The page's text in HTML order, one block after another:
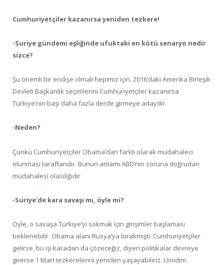
Cumhuriyetçiler kazanırsa yeniden tezkere!
-Suriye gündemi eşliğinde ufuktaki en kötü senaryo nedir
sizce?
Şu önemli bir endişe olmalı hepimiz için. 2016’daki Amerika Birleşik
Devleti Başkanlık seçimlerini Cumhuriyetçiler kazanırsa
Türkiye’nin başı daha fazla derde girmeye adaydır.
-Neden?
Çünkü Cumhuriyetçiler Obama’dan farklı olarak müdahaleci
olunması taraftarıdır. Bunun anlamı ABD’nin soruna doğrudan
müdahalesi olasılığıdır
-Suriye’de kara savaşı mı, öyle mi?
Öyle, o savaşa Türkiye’yi sokmak için girişimler başlaması
beklenebilir. Obama alanı Rusya’ya bırakmıştı. Cumhuriyetçiler
gelirse, bu işi karadan da çözeceğiz, diyen politikalar devreye
girerse 1 Mart tezkerelerini yeniden yaşayabiliriz. Ümidim